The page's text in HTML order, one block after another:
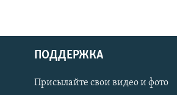
Українською
ПОДДЕРЖКА
Присылайте свои видео и фото